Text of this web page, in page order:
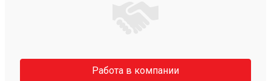
Работа в компании